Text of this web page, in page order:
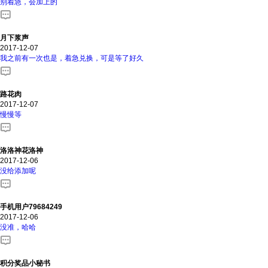
月下浆声
2017-12-07
我之前有一次也是，着急兑换，可是等了好久
路花肉
2017-12-07
慢慢等
洛洛神花洛神
2017-12-06
没给添加呢
手机用户79684249
2017-12-06
没准，哈哈
积分奖品小秘书